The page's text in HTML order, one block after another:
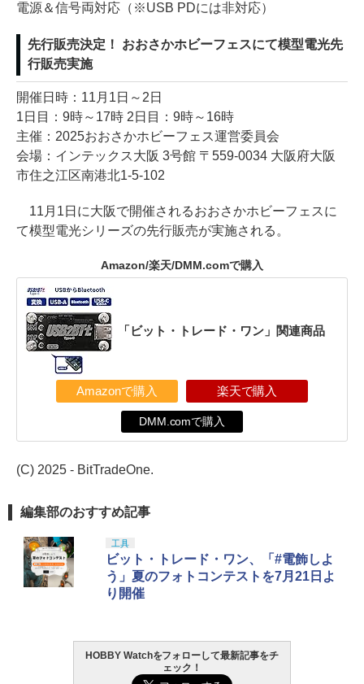
電源＆信号両対応（※USB PDには非対応）
先行販売決定！ おおさかホビーフェスにて模型電光先
行販売実施
開催日時：11月1日～2日
1日目：9時～17時 2日目：9時～16時
主催：2025おおさかホビーフェス運営委員会
会場：インテックス大阪 3号館 〒559-0034 大阪府大阪
市住之江区南港北1-5-102
11月1日に大阪で開催されるおおさかホビーフェスに
て模型電光シリーズの先行販売が実施される。
Amazon/楽天/DMM.comで購入
「ビット・トレード・ワン」関連商品
Amazonで購入 楽天で購入
DMM.comで購入
(C) 2025 - BitTradeOne.
編集部のおすすめ記事
工具
ビット・トレード・ワン、「#電飾しよ
う」夏のフォトコンテストを7月21日よ
り開催
HOBBY Watchをフォローして最新記事をチ
ェック！